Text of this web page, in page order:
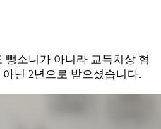
뺑소니가 아니라 교특치상 혐
닌 2년으로 받으셨습니다.